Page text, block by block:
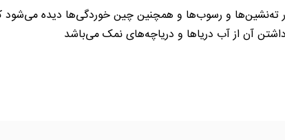
ته‌نشین‌ها و رسوب‌ها و همچنین چین خوردگی‌ها دیده
آن از آب دریا‌ها و دریاچه‌های نمک می‌باشد